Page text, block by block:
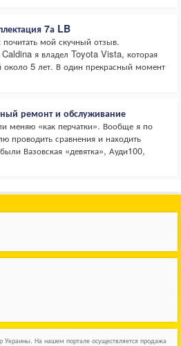
7а LB
мой скучный отзыв.
я владел Toyota Vista, которая
5 лет. В один прекрасный момент
ремонт и обслуживание
меняю «как перчатки». Вообще я по
проводить сравнения и находить
Вазовская «девятка», Ауди100,
Украины. На нашем портале осуществляется продажа